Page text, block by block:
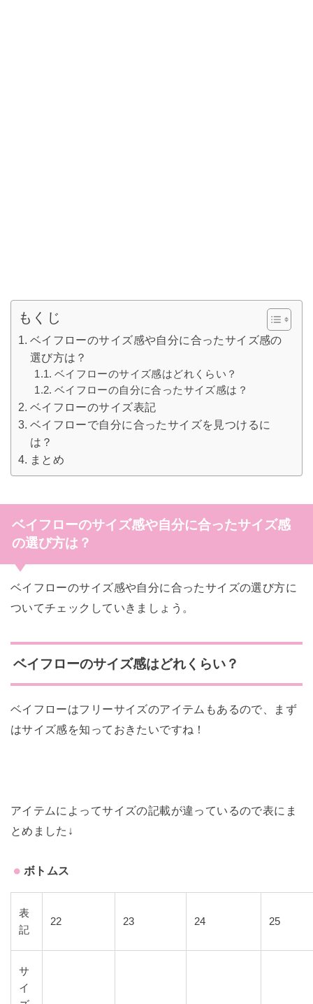
もくじ
ベイフローのサイズ感や自分に合ったサイズ感の
選び方は？
ベイフローのサイズ感はどれくらい？
ベイフローの自分に合ったサイズ感は？
ベイフローのサイズ表記
ベイフローで自分に合ったサイズを見つけるに
は？
まとめ
ベイフローのサイズ感や自分に合ったサイズ感
の選び方は？
ベイフローのサイズ感や自分に合ったサイズの選び方に
ついてチェックしていきましょう。
ベイフローのサイズ感はどれくらい？
ベイフローはフリーサイズのアイテムもあるので、まず
はサイズ感を知っておきたいですね！
アイテムによってサイズの記載が違っているので表にま
とめました↓
ボトムス
表
記
22 23 24 25
サ
イ